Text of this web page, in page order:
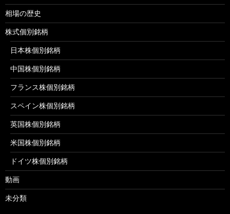
相場の歴史
株式個別銘柄
日本株個別銘柄
中国株個別銘柄
フランス株個別銘柄
スペイン株個別銘柄
英国株個別銘柄
米国株個別銘柄
ドイツ株個別銘柄
動画
未分類